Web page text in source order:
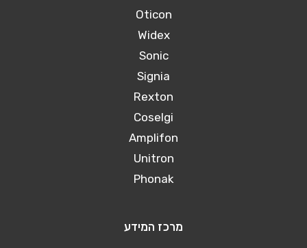
Oticon
Widex
Sonic
Signia
Rexton
Coselgi
Amplifon
Unitron
Phonak
מרכז המידע